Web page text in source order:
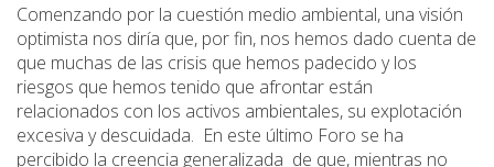
Comenzando por la cuestión medio ambiental, una visión
optimista nos diría que, por fin, nos hemos dado cuenta de
que muchas de las crisis que hemos padecido y los
riesgos que hemos tenido que afrontar están
relacionados con los activos ambientales, su explotación
excesiva y descuidada. En este último Foro se ha
percibido la creencia generalizada de que, mientras no